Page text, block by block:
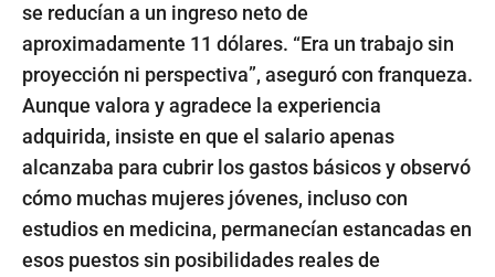
se reducían a un ingreso neto de
aproximadamente 11 dólares. “Era un trabajo sin
proyección ni perspectiva”, aseguró con franqueza.
Aunque valora y agradece la experiencia
adquirida, insiste en que el salario apenas
alcanzaba para cubrir los gastos básicos y observó
cómo muchas mujeres jóvenes, incluso con
estudios en medicina, permanecían estancadas en
esos puestos sin posibilidades reales de